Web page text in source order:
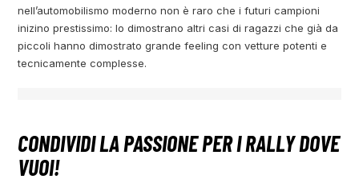
nell’automobilismo moderno non è raro che i futuri campioni
inizino prestissimo: lo dimostrano altri casi di ragazzi che già da
piccoli hanno dimostrato grande feeling con vetture potenti e
tecnicamente complesse.